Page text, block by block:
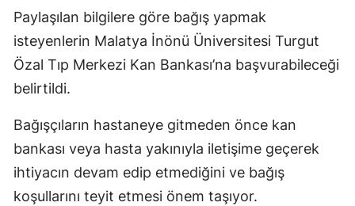
Paylaşılan bilgilere göre bağış yapmak
isteyenlerin Malatya İnönü Üniversitesi Turgut
Özal Tıp Merkezi Kan Bankası’na başvurabileceği
belirtildi.
Bağışçıların hastaneye gitmeden önce kan
bankası veya hasta yakınıyla iletişime geçerek
ihtiyacın devam edip etmediğini ve bağış
koşullarını teyit etmesi önem taşıyor.